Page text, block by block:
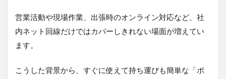
営業活動や現場作業、出張時のオンライン対応など、社
内ネット回線だけではカバーしきれない場面が増えてい
ます。
こうした背景から、すぐに使えて持ち運びも簡単な「ポ